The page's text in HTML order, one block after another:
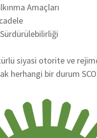
Amaçları
siyasi otorite ve
herhangi bir durum